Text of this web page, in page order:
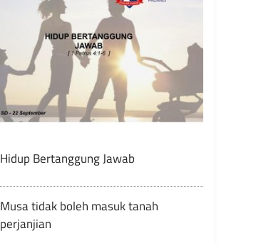
Hidup Bertanggung Jawab
Musa tidak boleh masuk tanah
perjanjian